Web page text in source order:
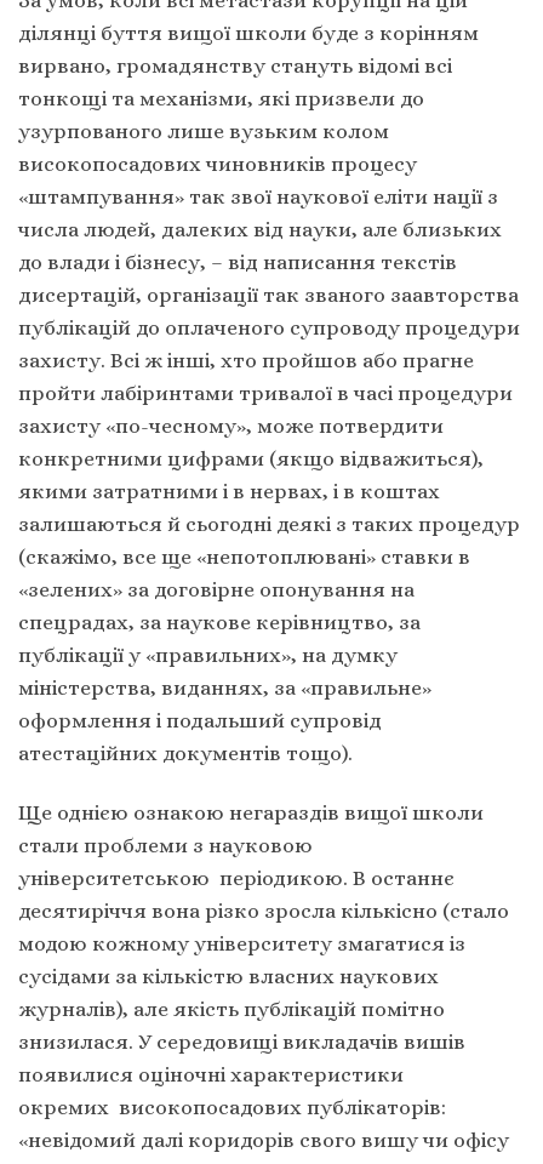
ділянці буття вищої школи буде з корінням
вирвано, громадянству стануть відомі всі
тонкощі та механізми, які призвели до
узурпованого лише вузьким колом
високопосадових чиновників процесу
«штампування» так звої наукової еліти нації з
числа людей, далеких від науки, але близьких
до влади і бізнесу, – від написання текстів
дисертацій, організації так званого заавторства
публікацій до оплаченого супроводу процедури
захисту. Всі ж інші, хто пройшов або прагне
пройти лабіринтами тривалої в часі процедури
захисту «по-чесному», може потвердити
конкретними цифрами (якщо відважиться),
якими затратними і в нервах, і в коштах
залишаються й сьогодні деякі з таких процедур
(скажімо, все ще «непотоплювані» ставки в
«зелених» за договірне опонування на
спецрадах, за наукове керівництво, за
публікації у «правильних», на думку
міністерства, виданнях, за «правильне»
оформлення і подальший супровід
атестаційних документів тощо).
Ще однією ознакою негараздів вищої школи
стали проблеми з науковою
університетською періодикою. В останнє
десятиріччя вона різко зросла кількісно (стало
модою кожному університету змагатися із
сусідами за кількістю власних наукових
журналів), але якість публікацій помітно
знизилася. У середовищі викладачів вишів
появилися оціночні характеристики
окремих високопосадових публікаторів:
«невідомий далі коридорів свого вишу чи офісу